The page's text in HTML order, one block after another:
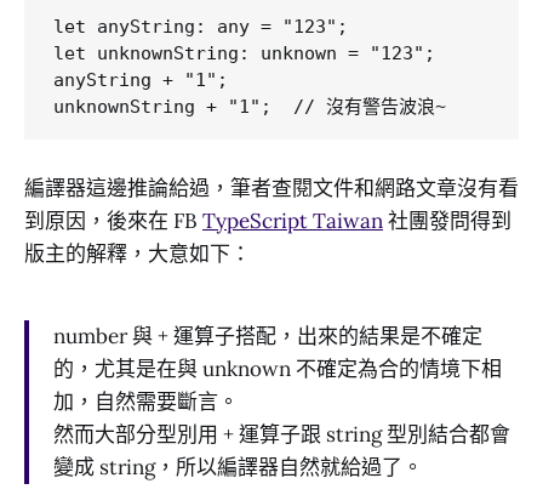
let anyString: any = "123";
let unknownString: unknown = "123";
anyString + "1";
編譯器這邊推論給過，筆者查閱文件和網路文章沒有看
到原因，後來在 FB TypeScript Taiwan社團發問得到
版主的解釋，大意如下：
number 與 + 運算子搭配，出來的結果是不確定
的，尤其是在與 unknown 不確定為合的情境下相
加，自然需要斷言。
然而大部分型別用 + 運算子跟 string 型別結合都會
變成 string，所以編譯器自然就給過了。